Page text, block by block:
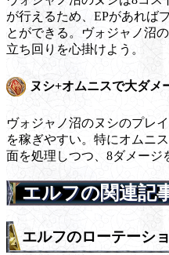
が行えるため、EPがあれば
とができる。ヴォジャノ沼
立ち回りを心掛けよう。
ヌシ+オムニスで大ダメ
ヴォジャノ沼のヌシのプレ
を稼ぎやすい。特にオムニ
面を処理しつつ、8ダメージ
エルフの関連記
エルフのローテーシ